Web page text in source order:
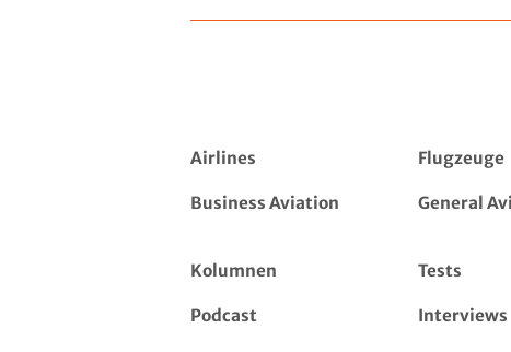
Airlines Flugzeuge
Business Aviation General
Kolumnen Tests
Podcast Interviews